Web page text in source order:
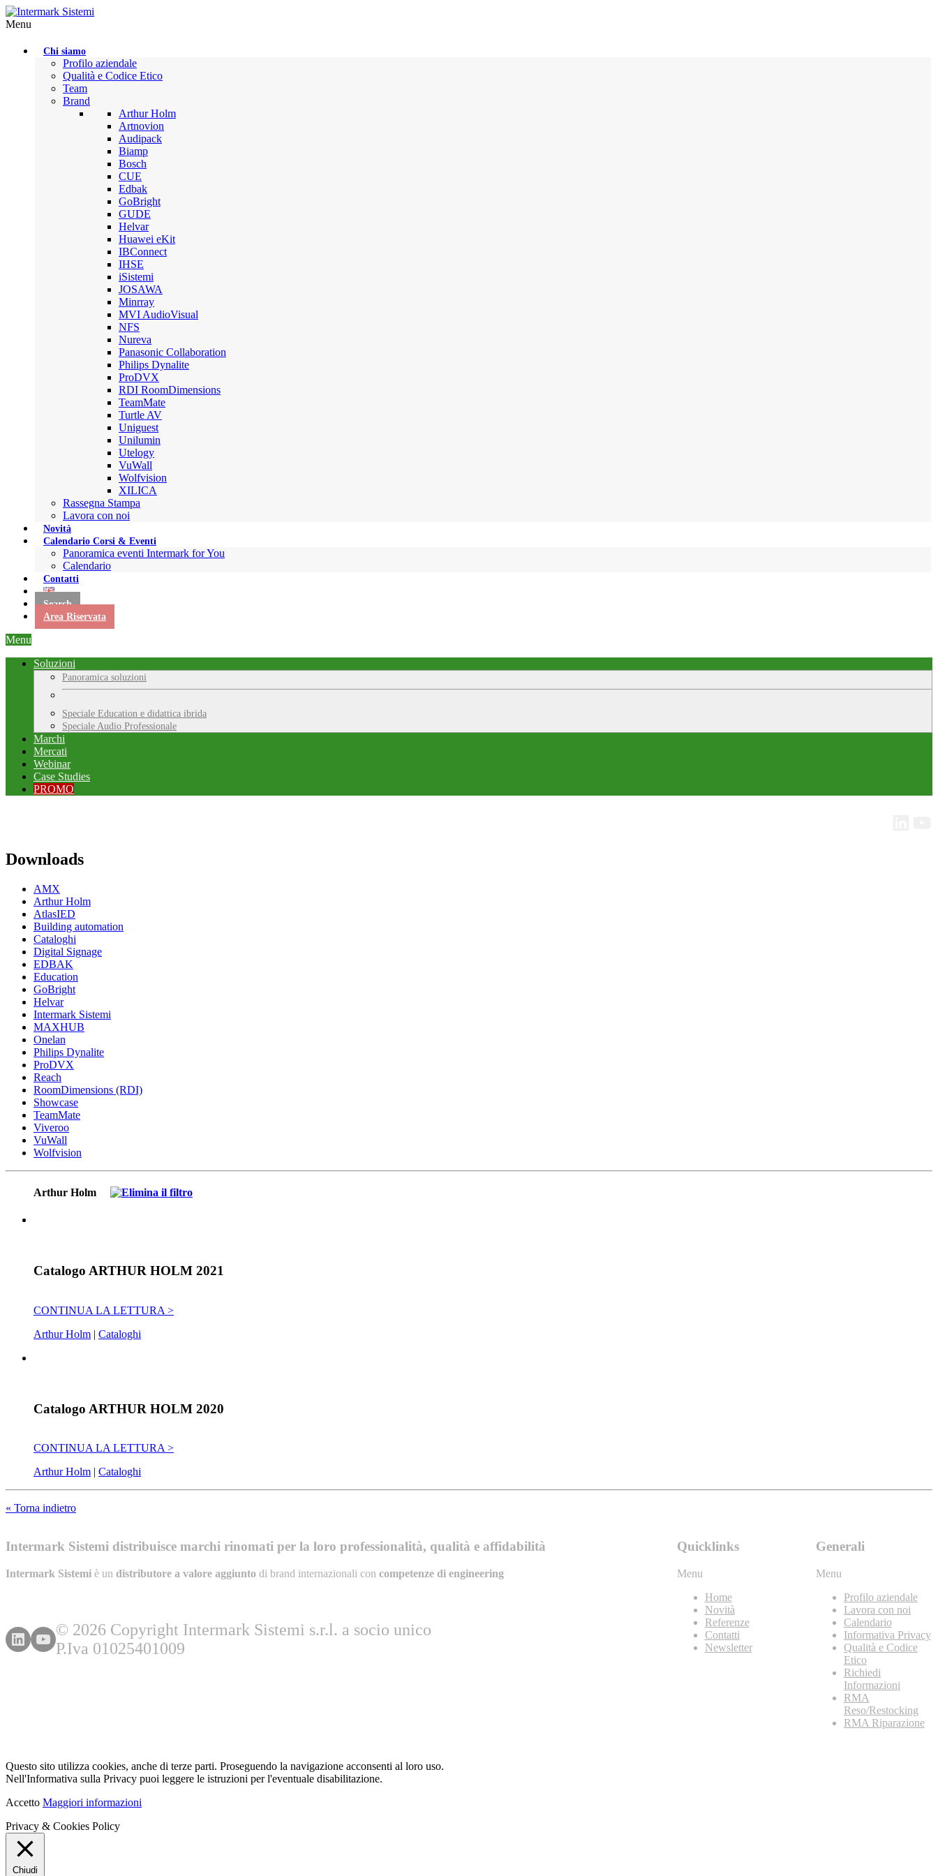
Menu
Chi siamo
Profilo aziendale
Qualità e Codice Etico
Team
Brand
Arthur Holm
Artnovion
Audipack
Biamp
Bosch
CUE
Edbak
GoBright
GUDE
Helvar
Huawei eKit
IBConnect
IHSE
iSistemi
JOSAWA
Minrray
MVI AudioVisual
NFS
Nureva
Panasonic Collaboration
Philips Dynalite
ProDVX
RDI RoomDimensions
TeamMate
Turtle AV
Uniguest
Unilumin
Utelogy
VuWall
Wolfvision
XILICA
Rassegna Stampa
Lavora con noi
Novità
Calendario Corsi & Eventi
Panoramica eventi Intermark for You
Calendario
Contatti
Search
Area Riservata
Menu
Soluzioni
Panoramica soluzioni
Speciale Education e didattica ibrida
Speciale Audio Professionale
Marchi
Mercati
Webinar
Case Studies
PROMO
Downloads
AMX
Arthur Holm
AtlasIED
Building automation
Cataloghi
Digital Signage
EDBAK
Education
GoBright
Helvar
Intermark Sistemi
MAXHUB
Onelan
Philips Dynalite
ProDVX
Reach
RoomDimensions (RDI)
Showcase
TeamMate
Viveroo
VuWall
Wolfvision
Arthur Holm
Catalogo ARTHUR HOLM 2021
CONTINUA LA LETTURA >
Arthur Holm | Cataloghi
Catalogo ARTHUR HOLM 2020
CONTINUA LA LETTURA >
Arthur Holm | Cataloghi
« Torna indietro
Intermark Sistemi distribuisce marchi rinomati per la loro professionalità, qualità e affidabilità
Intermark Sistemi è un distributore a valore aggiunto di brand internazionali con competenze di engineering
© 2026 Copyright Intermark Sistemi s.r.l. a socio unico
P.Iva 01025401009
Quicklinks
Menu
Home
Novità
Referenze
Contatti
Newsletter
Generali
Menu
Profilo aziendale
Lavora con noi
Calendario
Informativa Privacy
Qualità e Codice
Etico
Richiedi
Informazioni
RMA
Reso/Restocking
RMA Riparazione
Questo sito utilizza cookies, anche di terze parti. Proseguendo la navigazione acconsenti al loro uso.
Nell'Informativa sulla Privacy puoi leggere le istruzioni per l'eventuale disabilitazione.
Accetto Maggiori informazioni
Privacy & Cookies Policy
Chiudi